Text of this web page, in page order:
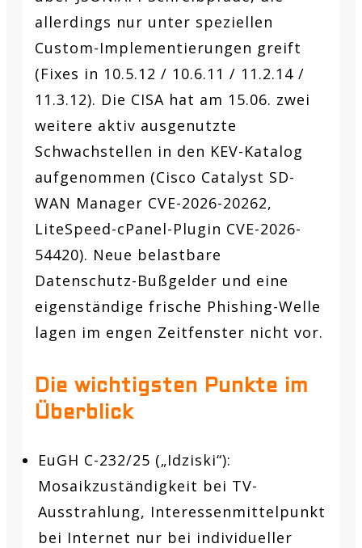
allerdings nur unter speziellen
Custom-Implementierungen greift
(Fixes in 10.5.12 / 10.6.11 / 11.2.14 /
11.3.12). Die CISA hat am 15.06. zwei
weitere aktiv ausgenutzte
Schwachstellen in den KEV-Katalog
aufgenommen (Cisco Catalyst SD-
WAN Manager CVE-2026-20262,
LiteSpeed-cPanel-Plugin CVE-2026-
54420). Neue belastbare
Datenschutz-Bußgelder und eine
eigenständige frische Phishing-Welle
lagen im engen Zeitfenster nicht vor.
Die wichtigsten Punkte im
Überblick
EuGH C-232/25 („Idziski“):
Mosaikzuständigkeit bei TV-
Ausstrahlung, Interessenmittelpunkt
bei Internet nur bei individueller